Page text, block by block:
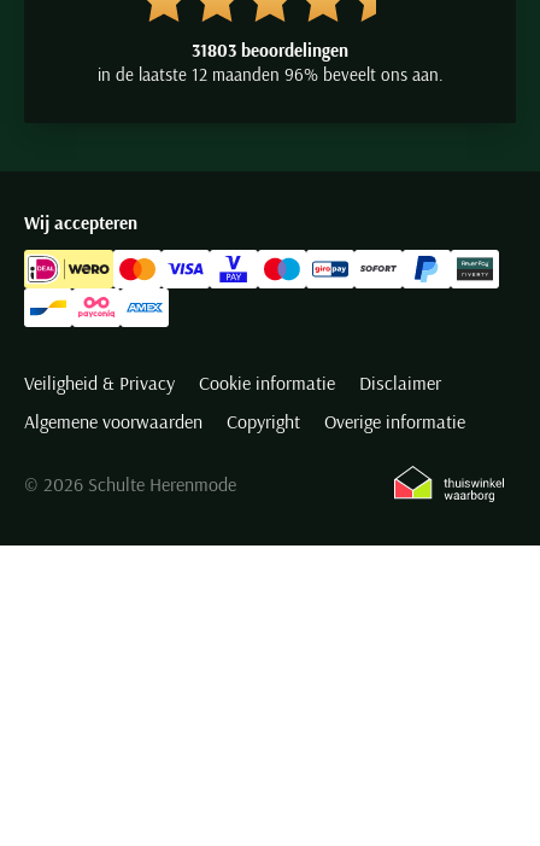
31803 beoordelingen
in de laatste 12 maanden 96% beveelt ons aan.
Wij accepteren
Veiligheid & Privacy Cookie informatie
Disclaimer
Algemene voorwaarden
Copyright Overige informatie
© 2026 Schulte Herenmode